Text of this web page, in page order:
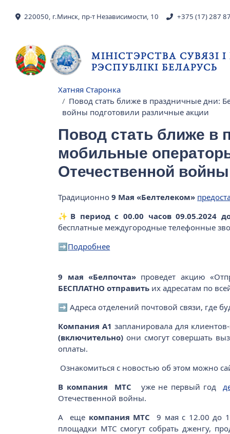
220050, г.Минск, пр-т Независимости, 10 +375 (17) 287
МІНІСТЭРСТВА СУВЯЗІ
РЭСПУБЛІКІ БЕЛАРУСЬ
Breadcrumb
Хатняя Старонка
Повод стать ближе в праздничные дни:
войны подготовили различные акции
Повод стать ближе в
мобильные
Отечественной
Традиционно9 Мая «Белтелеком»
✨ В период c 00.00 часов 09.05.2024
бесплатные междугородные телефонные
➡️ Подробнее
9 мая «Белпочта» проведет акцию
БЕСПЛАТНО отправить их адресатам по
➡️ Адреса отделений почтовой связи, где
Компания А1запланировала для
(включительно) они смогут совершать
оплаты.
Ознакомиться с новостью об этом можно
В компания МТС
уже не первый год
Отечественной войны.
А еще компания МТС9 мая с 12.00 до
площадки МТС смогут собрать дженгу,